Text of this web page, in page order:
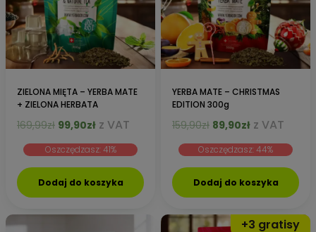
ZIELONA MIĘTA – YERBA MATE
+ ZIELONA HERBATA
169,99zł Pierwotna
wynosiła:
169,99zł.
99,90złAktualna
wynosi:
99,90zł.
z VAT
Oszczędzasz: 41%
Dodaj do koszyka
YERBA MATE – CHRISTMAS
EDITION 300g
159,90zł Pierwotna
wynosiła:
159,90zł.
89,90złAktualna
wynosi:
89,90zł.
z VAT
Oszczędzasz: 44%
Dodaj do koszyka